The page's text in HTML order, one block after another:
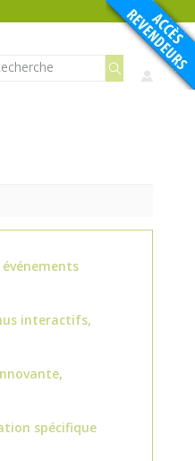
interactifs,
spécifique